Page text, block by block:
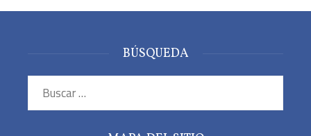
BÚSQUEDA